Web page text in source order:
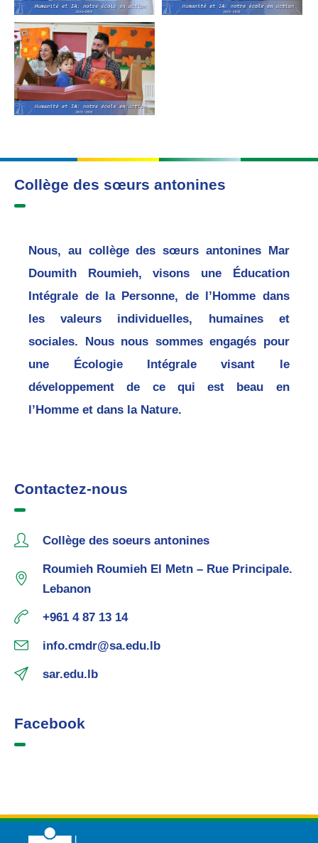
Collège des sœurs antonines
Nous, au collège des sœurs antonines Mar
Doumith Roumieh, visons une Éducation
Intégrale de la Personne, de l’Homme dans
les valeurs individuelles, humaines et
sociales. Nous nous sommes engagés pour
une Écologie Intégrale visant le
développement de ce qui est beau en
l’Homme et dans la Nature.
Contactez-nous
Collège des soeurs antonines
Roumieh Roumieh El Metn – Rue Principale.
Lebanon
+961 4 87 13 14
info.cmdr@sa.edu.lb
sar.edu.lb
Facebook